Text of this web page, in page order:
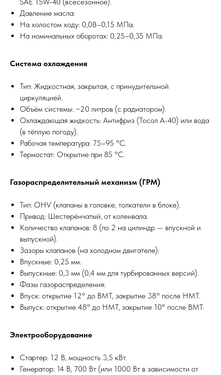
Давление масла:
На холостом ходу: 0,08–0,15 МПа.
На номинальных оборотах: 0,25–0,35 МПа.
Система охлаждения
Тип: Жидкостная, закрытая, с принудительной
циркуляцией.
Объём системы: ~20 литров (с радиатором).
Охлаждающая жидкость: Антифриз (Тосол А-40) или вода
(в тёплую погоду).
Рабочая температура: 75–95 °C.
Термостат: Открытие при 85 °C.
Газораспределительный механизм (ГРМ)
Тип: OHV (клапаны в головке, толкатели в блоке).
Привод: Шестерёнчатый, от коленвала.
Количество клапанов: 8 (по 2 на цилиндр — впускной и
выпускной).
Зазоры клапанов (на холодном двигателе):
Впускные: 0,25 мм.
Выпускные: 0,3 мм (0,4 мм для турбированных версий).
Фазы газораспределения:
Впуск: открытие 12° до ВМТ, закрытие 38° после НМТ.
Выпуск: открытие 48° до НМТ, закрытие 10° после ВМТ.
Электрооборудование
Стартер: 12 В, мощность 3,5 кВт.
Генератор: 14 В, 700 Вт (или 1000 Вт в зависимости от
ВЫЕЗД
МЕХАНИКА